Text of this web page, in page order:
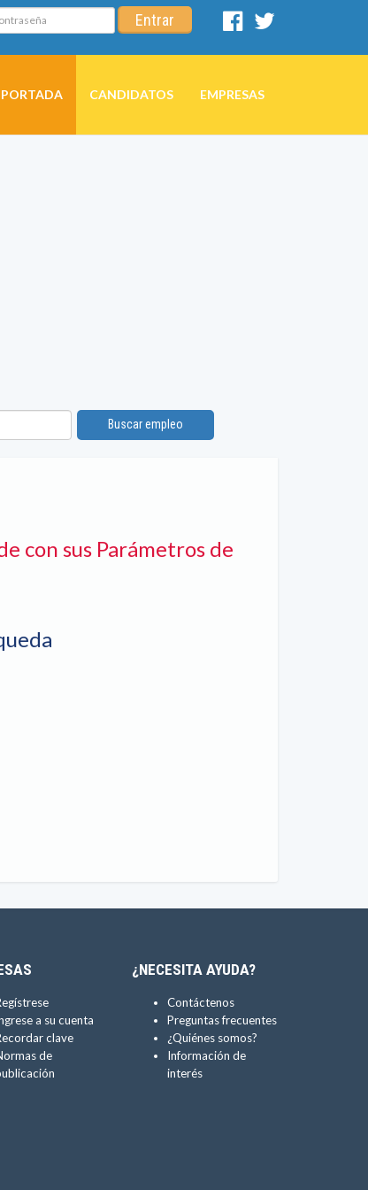
Entrar
Facebook
PORTADA CANDIDATOS EMPRESAS
Buscar empleo
con sus Parámetros de
a su cuenta
clave
de
¿NECESITA AYUDA?
Contáctenos
Preguntas frecuentes
¿Quiénes somos?
Información de
interés